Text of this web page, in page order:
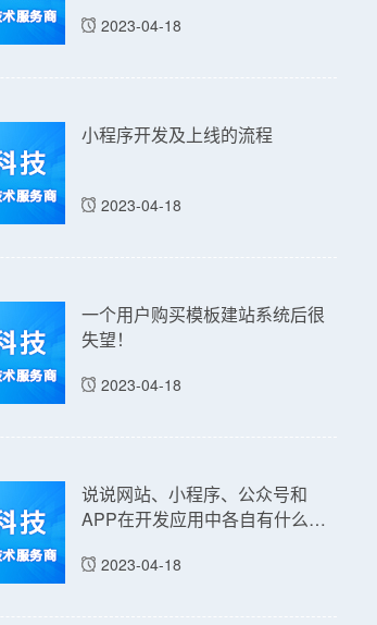
2023-04-18
小程序开发及上线的流程
2023-04-18
一个用户购买模板建站系统后很
失望！
2023-04-18
说说网站、小程序、公众号和
APP在开发应用中各自有什么优
2023-04-18